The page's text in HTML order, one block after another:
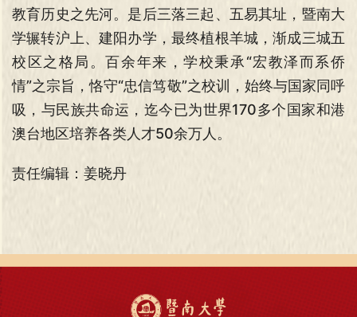
教育历史之先河。是后三落三起、五易其址，暨南大
学辗转沪上、建阳办学，最终植根羊城，渐成三城五
校区之格局。百余年来，学校秉承“宏教泽而系侨
情”之宗旨，恪守“忠信笃敬”之校训，始终与国家同呼
吸，与民族共命运，迄今已为世界170多个国家和港
澳台地区培养各类人才50余万人。
责任编辑：姜晓丹